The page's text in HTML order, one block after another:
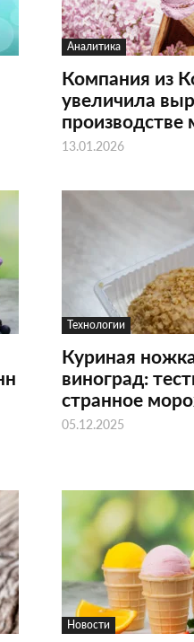
Аналитика
Компания из
увеличила
13.01.2026
Технологии
Куриная
виноград:
странное
05.12.2025
Новости